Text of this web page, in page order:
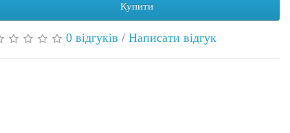
Купити
0 відгуків /Написати відгук